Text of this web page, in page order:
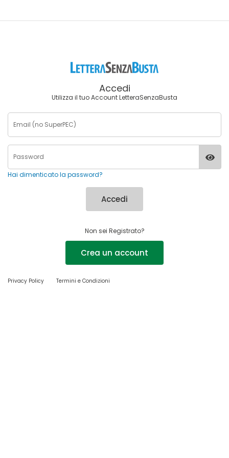
Accedi
Utilizza il tuo Account LetteraSenzaBusta
Hai dimenticato la password?
Accedi
Non sei Registrato?
Crea un account
Privacy Policy Termini e Condizioni